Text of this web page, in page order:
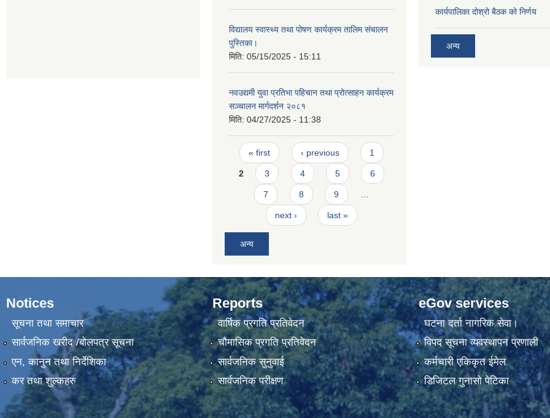
विद्यालय स्वास्थ्य तथा पोषण कार्यक्रम तालिम संचालन
पुस्तिका।
मिति: 05/15/2025 - 15:11
नवउद्यमी युवा प्रतिभा पहिचान तथा प्रोत्साहन कार्यक्रम
सञ्चालन मार्गदर्शन २०८१
मिति: 04/27/2025 - 11:38
Pages
« first ‹ previous 1
2 3 4 5 6
7 8 9
next › last »
अन्य
कार्यपालिका दोश्रो बैठक को निर्णय
अन्य
Notices
सूचना तथा समाचार
सार्वजनिक खरीद /बोलपत्र सूचना
एन, कानुन तथा निर्देशिका
कर तथा शुल्कहरु
Reports
वार्षिक प्रगति प्रतिवेदन
चौमासिक प्रगति प्रतिवेदन
सार्वजनिक सुनुवाई
सार्वजनिक परीक्षण
eGov services
घटना दर्ता नागरिक सेवा।
विपद सूचना व्यवस्थापन प्रणाली
कर्मचारी एकिकृत ईमेल
डिजिटल गुनासो पेटिका